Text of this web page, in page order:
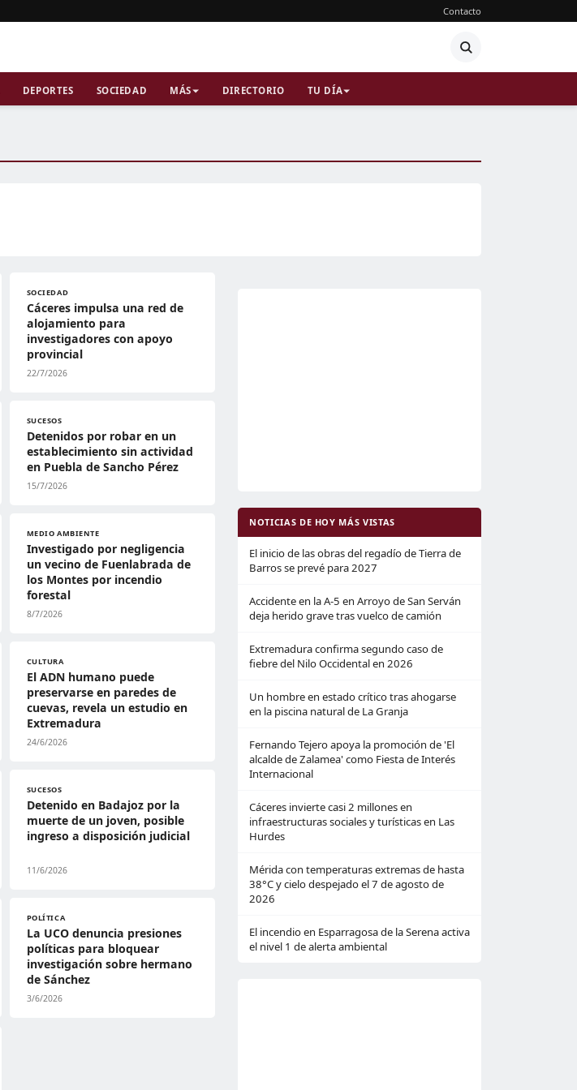
Contacto
DEPORTES SOCIEDAD MÁS DIRECTORIO TU DÍA
SOCIEDAD
Cáceres impulsa una red de
alojamiento para
investigadores con apoyo
provincial
22/7/2026
SUCESOS
Detenidos por robar en un
establecimiento sin actividad
en Puebla de Sancho Pérez
15/7/2026
MEDIO AMBIENTE
Investigado por negligencia
un vecino de Fuenlabrada de
los Montes por incendio
forestal
8/7/2026
CULTURA
El ADN humano puede
preservarse en paredes de
cuevas, revela un estudio en
Extremadura
24/6/2026
SUCESOS
Detenido en Badajoz por la
muerte de un joven, posible
ingreso a disposición judicial
11/6/2026
POLÍTICA
La UCO denuncia presiones
políticas para bloquear
investigación sobre hermano
de Sánchez
3/6/2026
NOTICIAS DE HOY MÁS VISTAS
El inicio de las obras del regadío de Tierra de
Barros se prevé para 2027
Accidente en la A-5 en Arroyo de San Serván
deja herido grave tras vuelco de camión
Extremadura confirma segundo caso de
fiebre del Nilo Occidental en 2026
Un hombre en estado crítico tras ahogarse
en la piscina natural de La Granja
Fernando Tejero apoya la promoción de 'El
alcalde de Zalamea' como Fiesta de Interés
Internacional
Cáceres invierte casi 2 millones en
infraestructuras sociales y turísticas en Las
Hurdes
Mérida con temperaturas extremas de hasta
38°C y cielo despejado el 7 de agosto de
2026
El incendio en Esparragosa de la Serena activa
el nivel 1 de alerta ambiental